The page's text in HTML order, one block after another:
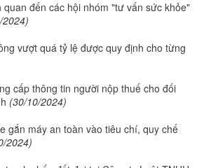
đến các hội nhóm "tư vấn sức khỏe"
2024)
vượt quá tỷ lệ được quy định cho từng
cấp thông tin người nộp thuế cho đối
(30/10/2024)
gắn máy an toàn vào tiêu chí, quy chế
2024)